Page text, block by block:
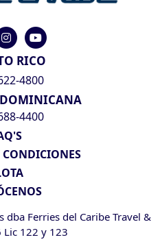
RICO
4800
4400
Ferries del Caribe Travel &
Lic 122 y 123